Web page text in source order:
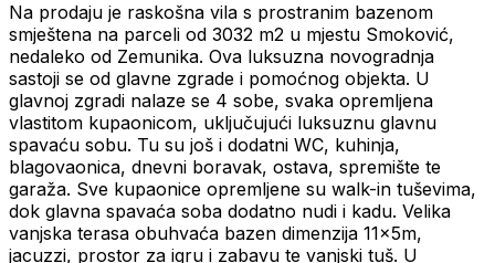
Na prodaju je raskošna vila s prostranim bazenom
smještena na parceli od 3032 m2 u mjestu Smoković,
nedaleko od Zemunika. Ova luksuzna novogradnja
sastoji se od glavne zgrade i pomoćnog objekta. U
glavnoj zgradi nalaze se 4 sobe, svaka opremljena
vlastitom kupaonicom, uključujući luksuznu glavnu
spavaću sobu. Tu su još i dodatni WC, kuhinja,
blagovaonica, dnevni boravak, ostava, spremište te
garaža. Sve kupaonice opremljene su walk-in tuševima,
dok glavna spavaća soba dodatno nudi i kadu. Velika
vanjska terasa obuhvaća bazen dimenzija 11x5m,
jacuzzi, prostor za igru i zabavu te vanjski tuš. U